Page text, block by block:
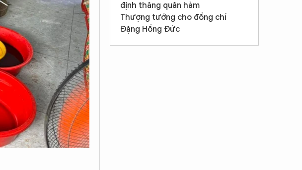
định thăng quân hàm
Thượng tướng cho đồng chí
Đặng Hồng Đức